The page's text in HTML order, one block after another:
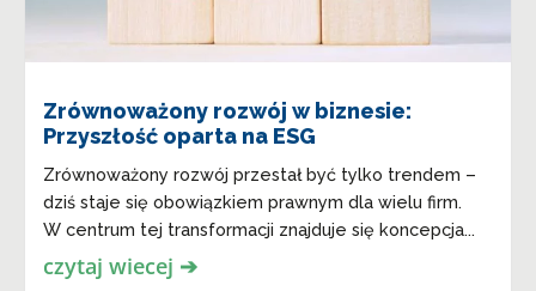
Zrównoważony rozwój w biznesie:
Przyszłość oparta na ESG
Zrównoważony rozwój przestał być tylko trendem –
dziś staje się obowiązkiem prawnym dla wielu firm.
W centrum tej transformacji znajduje się koncepcja...
czytaj wiecej ➔